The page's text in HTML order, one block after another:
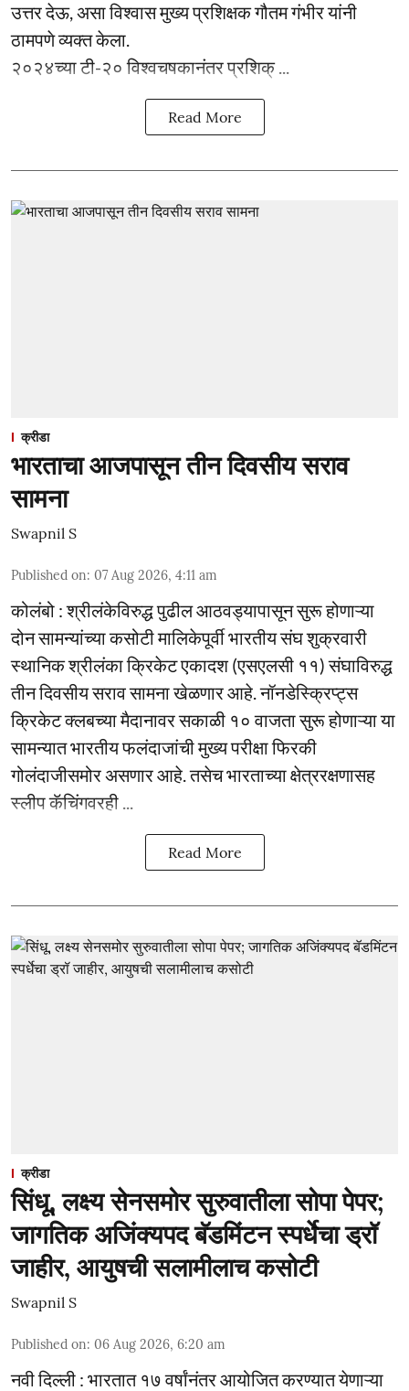
उत्तर देऊ, असा विश्वास मुख्य प्रशिक्षक गौतम गंभीर यांनी
ठामपणे व्यक्त केला.
२०२४च्या टी-२० विश्वचषकानंतर प्रशिक् ...
Read More
क्रीडा
भारताचा आजपासून तीन दिवसीय सराव
सामना
Swapnil S
Published on: 07 Aug 2026, 4:11 am
कोलंबो : श्रीलंकेविरुद्ध पुढील आठवड्यापासून सुरू होणाऱ्या
दोन सामन्यांच्या कसोटी मालिकेपूर्वी भारतीय संघ शुक्रवारी
स्थानिक श्रीलंका क्रिकेट एकादश (एसएलसी ११) संघाविरुद्ध
तीन दिवसीय सराव सामना खेळणार आहे. नॉनडेस्क्रिप्ट्स
क्रिकेट क्लबच्या मैदानावर सकाळी १० वाजता सुरू होणाऱ्या या
सामन्यात भारतीय फलंदाजांची मुख्य परीक्षा फिरकी
गोलंदाजीसमोर असणार आहे. तसेच भारताच्या क्षेत्ररक्षणासह
स्लीप कॅचिंगवरही ...
Read More
क्रीडा
सिंधू, लक्ष्य सेनसमोर सुरुवातीला सोपा पेपर;
जागतिक अजिंक्यपद बॅडमिंटन स्पर्धेचा ड्रॉ
जाहीर, आयुषची सलामीलाच कसोटी
Swapnil S
Published on: 06 Aug 2026, 6:20 am
नवी दिल्ली : भारतात १७ वर्षांनंतर आयोजित करण्यात येणाऱ्या